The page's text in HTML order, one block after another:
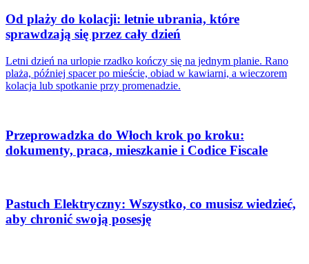
Od plaży do kolacji: letnie ubrania, które
sprawdzają się przez cały dzień
Letni dzień na urlopie rzadko kończy się na jednym planie. Rano
plaża, później spacer po mieście, obiad w kawiarni, a wieczorem
kolacja lub spotkanie przy promenadzie.
Przeprowadzka do Włoch krok po kroku:
dokumenty, praca, mieszkanie i Codice Fiscale
Pastuch Elektryczny: Wszystko, co musisz wiedzieć,
aby chronić swoją posesję